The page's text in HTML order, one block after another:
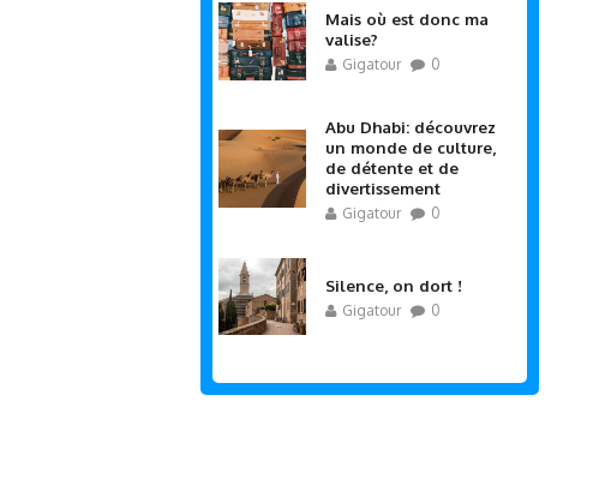
Mais où est donc ma
valise?
Gigatour 0
Abu Dhabi: découvrez
un monde de culture,
de détente et de
divertissement
Gigatour 0
Silence, on dort !
Gigatour 0